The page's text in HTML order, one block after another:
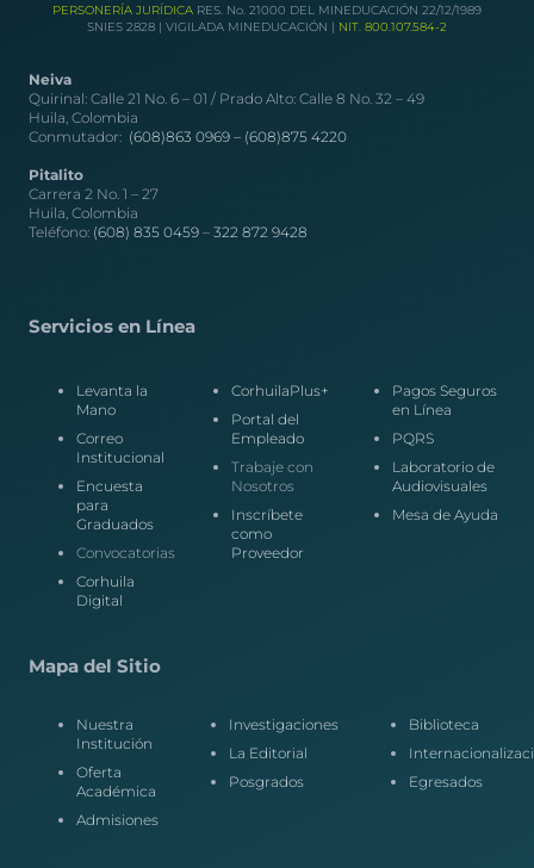
PERSONERÍA JURÍDICA RES. No. 21000 DEL MINEDUCACIÓN 22/12/1989
SNIES 2828 | VIGILADA MINEDUCACIÓN | NIT. 800.107.584-2
Neiva
Quirinal: Calle 21 No. 6 – 01 / Prado Alto: Calle 8 No. 32 – 49
Huila, Colombia
Conmutador: (608)863 0969 – (608)875 4220
Pitalito
Carrera 2 No. 1 – 27
Huila, Colombia
Teléfono: (608) 835 0459 – 322 872 9428
Servicios en Línea
Levanta la
Mano
Correo
Institucional
Encuesta
para
Graduados
Convocatorias
Corhuila
Digital
CorhuilaPlus+
Portal del
Empleado
Trabaje con
Nosotros
Inscríbete
como
Proveedor
Pagos Seguros
en Línea
PQRS
Laboratorio de
Audiovisuales
Mesa de Ayuda
Mapa del Sitio
Nuestra
Institución
Oferta
Académica
Admisiones
Investigaciones
La Editorial
Posgrados
Biblioteca
Egresados